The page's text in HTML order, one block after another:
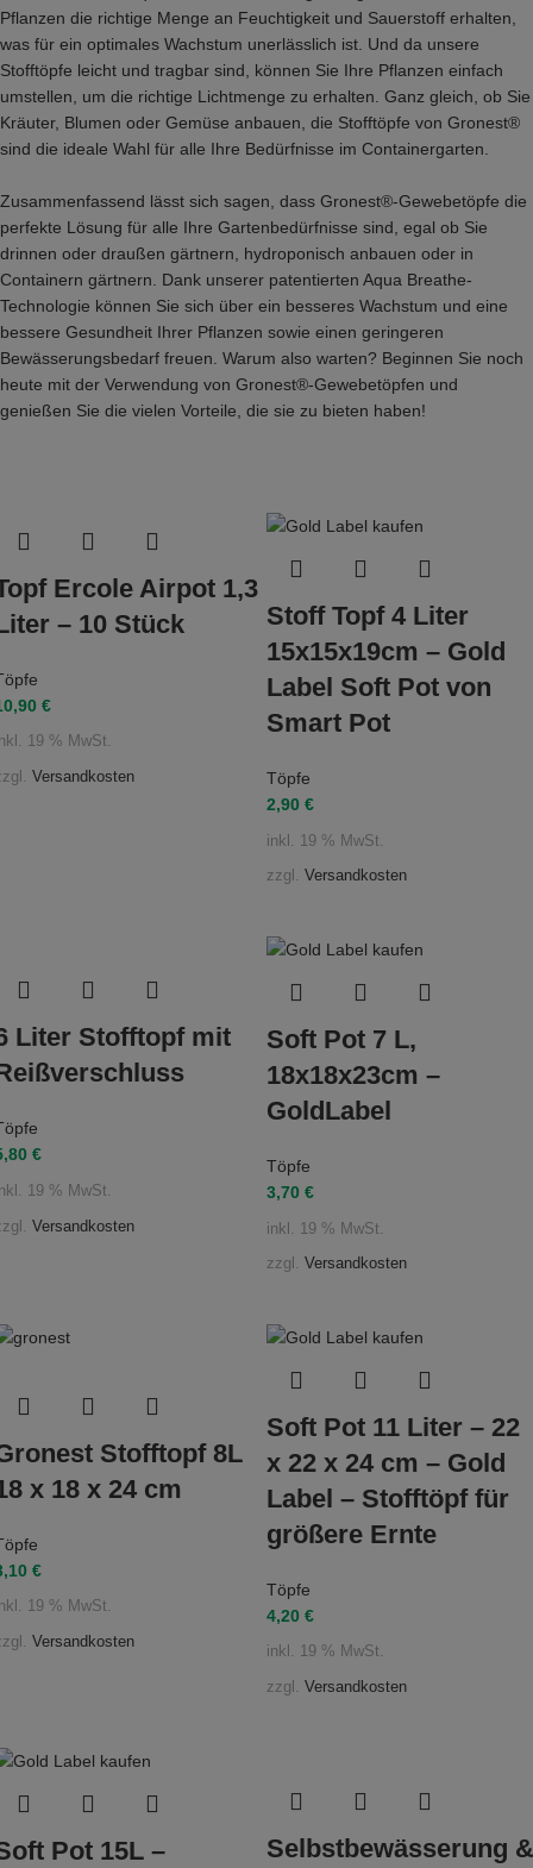
Pflanzen die richtige Menge an Feuchtigkeit und Sauerstoff erhalten,
was für ein optimales Wachstum unerlässlich ist. Und da unsere
Stofftöpfe leicht und tragbar sind, können Sie Ihre Pflanzen einfach
umstellen, um die richtige Lichtmenge zu erhalten. Ganz gleich, ob Sie
Kräuter, Blumen oder Gemüse anbauen, die Stofftöpfe von Gronest®
sind die ideale Wahl für alle Ihre Bedürfnisse im Containergarten.
Zusammenfassend lässt sich sagen, dass Gronest®-Gewebetöpfe die
perfekte Lösung für alle Ihre Gartenbedürfnisse sind, egal ob Sie
drinnen oder draußen gärtnern, hydroponisch anbauen oder in
Containern gärtnern. Dank unserer patentierten Aqua Breathe-
Technologie können Sie sich über ein besseres Wachstum und eine
bessere Gesundheit Ihrer Pflanzen sowie einen geringeren
Bewässerungsbedarf freuen. Warum also warten? Beginnen Sie noch
heute mit der Verwendung von Gronest®-Gewebetöpfen und
genießen Sie die vielen Vorteile, die sie zu bieten haben!
Ercole Airpot 1,3
– 10 Stück
€
19 % MwSt.
Versandkosten
Stoff Topf 4 Liter
15x15x19cm – Gold
Label Soft Pot von
Smart Pot
Töpfe
2,90 €
inkl. 19 % MwSt.
zzgl. Versandkosten
Liter Stofftopf mit
€
19 % MwSt.
Versandkosten
Soft Pot 7 L,
18x18x23cm –
GoldLabel
Töpfe
3,70 €
inkl. 19 % MwSt.
zzgl. Versandkosten
Stofftopf 8L
x 18 x 24 cm
€
19 % MwSt.
Versandkosten
Soft Pot 11 Liter – 22
x 22 x 24 cm – Gold
Label – Stofftöpf für
größere Ernte
Töpfe
4,20 €
inkl. 19 % MwSt.
zzgl. Versandkosten
Pot 15L –
Selbstbewässerung &